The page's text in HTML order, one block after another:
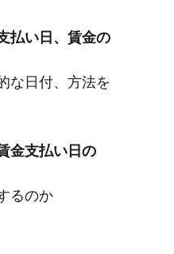
払い​日、​賃金の​
な​日付、​方法を​
金支払い​日の​
るのか​